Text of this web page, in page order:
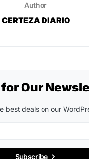
Author
CERTEZA DIARIO
for Our
best deals on our
Subscribe